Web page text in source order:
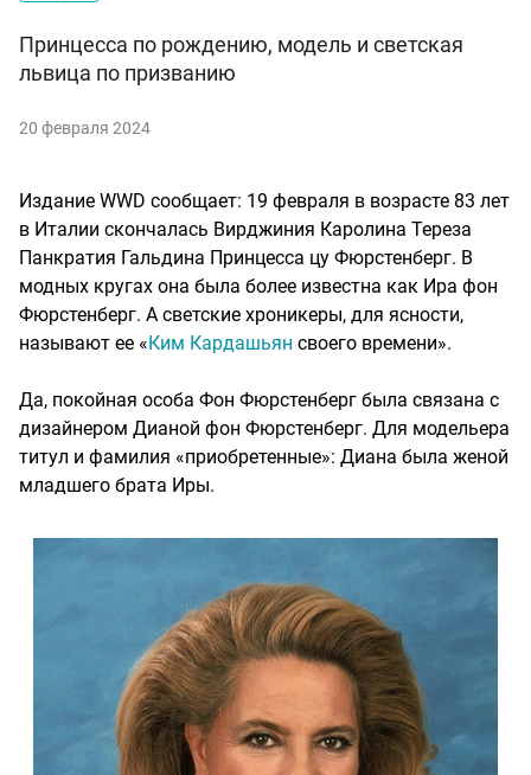
Принцесса по рождению, модель и светская
львица по призванию
20 февраля 2024
Издание WWD сообщает: 19 февраля в возрасте 83 лет
в Италии скончалась Вирджиния Каролина Тереза
Панкратия Гальдина Принцесса цу Фюрстенберг. В
модных кругах она была более известна как Ира фон
Фюрстенберг. А светские хроникеры, для ясности,
называют ее «Ким Кардашьян своего времени».
Да, покойная особа Фон Фюрстенберг была связана с
дизайнером Дианой фон Фюрстенберг. Для модельера
титул и фамилия «приобретенные»: Диана была женой
младшего брата Иры.